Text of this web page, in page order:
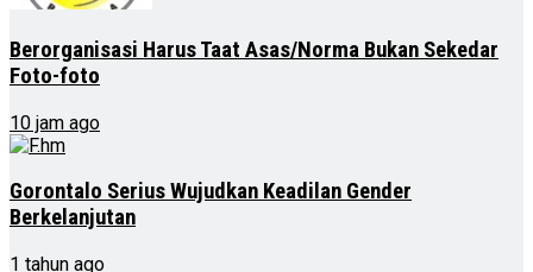
Berorganisasi Harus Taat Asas/Norma Bukan Sekedar
Foto-foto
10 jam ago
Gorontalo Serius Wujudkan Keadilan Gender
Berkelanjutan
1 tahun ago